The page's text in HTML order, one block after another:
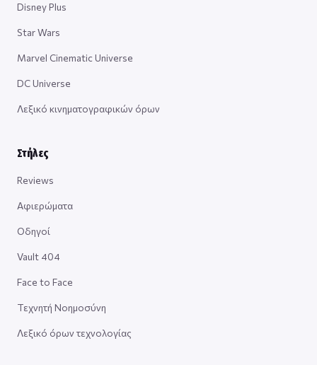
Disney Plus
Star Wars
Marvel Cinematic Universe
DC Universe
Λεξικό κινηματογραφικών όρων
Στήλες
Reviews
Αφιερώματα
Οδηγοί
Vault 404
Face to Face
Τεχνητή Νοημοσύνη
Λεξικό όρων τεχνολογίας